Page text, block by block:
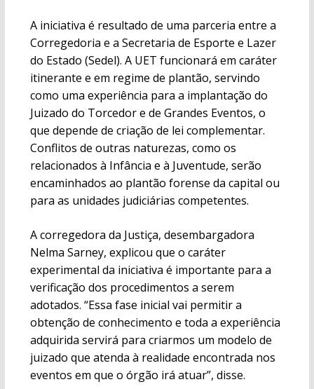
A iniciativa é resultado de uma parceria entre a
Corregedoria e a Secretaria de Esporte e Lazer
do Estado (Sedel). A UET funcionará em caráter
itinerante e em regime de plantão, servindo
como uma experiência para a implantação do
Juizado do Torcedor e de Grandes Eventos, o
que depende de criação de lei complementar.
Conflitos de outras naturezas, como os
relacionados à Infância e à Juventude, serão
encaminhados ao plantão forense da capital ou
para as unidades judiciárias competentes.
A corregedora da Justiça, desembargadora
Nelma Sarney, explicou que o caráter
experimental da iniciativa é importante para a
verificação dos procedimentos a serem
adotados. “Essa fase inicial vai permitir a
obtenção de conhecimento e toda a experiência
adquirida servirá para criarmos um modelo de
juizado que atenda à realidade encontrada nos
eventos em que o órgão irá atuar”, disse.